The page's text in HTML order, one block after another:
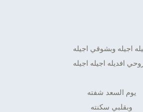
اجيله وبشوقي اجيله
افديله اجيله اجيله
يوم السعد شفته
وبقلبي سكنته